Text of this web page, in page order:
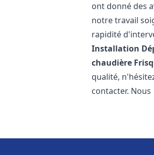
ont donné des
notre travail
rapidité
Installation
chaudière
qualité,
contacter. Nous